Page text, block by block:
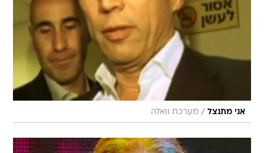
אני מתנצל / מערכת וואלה